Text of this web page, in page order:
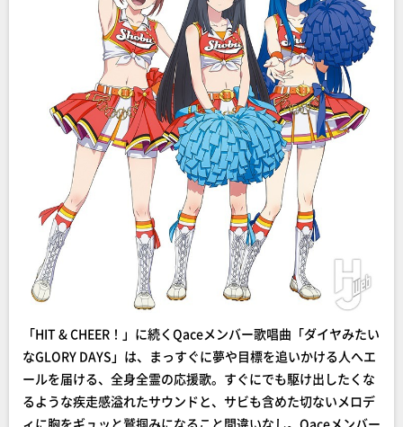
「HIT & CHEER！」に続くQaceメンバー歌唱曲「ダイヤみたい
なGLORY DAYS」は、まっすぐに夢や目標を追いかける人へエ
ールを届ける、全身全霊の応援歌。すぐにでも駆け出したくな
るような疾走感溢れたサウンドと、サビも含めた切ないメロデ